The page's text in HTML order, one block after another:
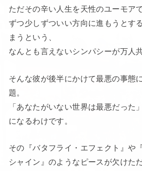
ただその辛い人生を天性のユーモア
ずつ少しずついい方向に進もうとす
まうという、
なんとも言えないシンパシーが万人
そんな彼が後半にかけて最悪の事態
題。
「あなたがいない世界は最悪だった」
になるわけです。
その『バタフライ・エフェクト』や
シャイン』のようなピースが欠けた